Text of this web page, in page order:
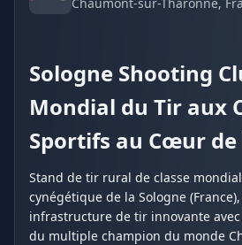
Sologne Shooting
Mondial du Tir aux
Sportifs au Cœur de
Stand de tir rural de classe
cynégétique de la Sologne
infrastructure de tir innovante
du multiple champion du monde